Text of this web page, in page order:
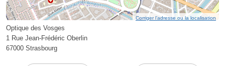
Corriger l’adresse ou la localisation
Optique des Vosges
1 Rue Jean-Frédéric Oberlin
67000 Strasbourg